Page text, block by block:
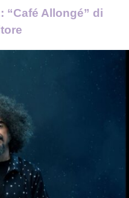
“Café Allongé” di